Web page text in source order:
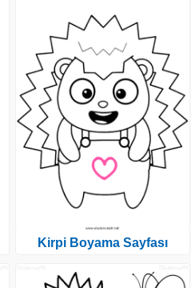
Kirpi Boyama Sayfası